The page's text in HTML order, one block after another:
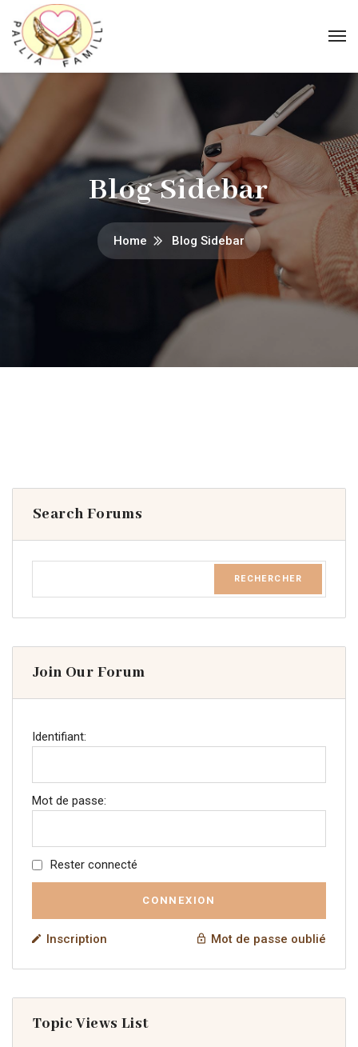
Blog Sidebar
Home Blog Sidebar
Search Forums
Join Our Forum
Identifiant:
Mot de passe:
Rester connecté
CONNEXION
Inscription Mot de passe oublié
Topic Views List